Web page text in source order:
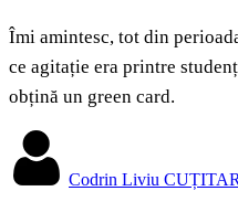
Îmi amintesc, tot din
ce agitație era printre
obțină un green card.
Codrin Liviu